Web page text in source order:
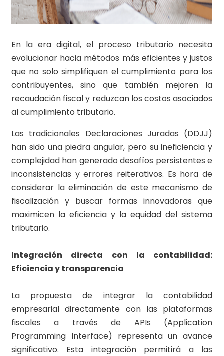
En la era digital, el proceso tributario necesita
evolucionar hacia métodos más eficientes y justos
que no solo simplifiquen el cumplimiento para los
contribuyentes, sino que también mejoren la
recaudación fiscal y reduzcan los costos asociados
al cumplimiento tributario.
Las tradicionales Declaraciones Juradas (DDJJ)
han sido una piedra angular, pero su ineficiencia y
complejidad han generado desafíos persistentes e
inconsistencias y errores reiterativos. Es hora de
considerar la eliminación de este mecanismo de
fiscalización y buscar formas innovadoras que
maximicen la eficiencia y la equidad del sistema
tributario.
Integración directa con la contabilidad:
Eficiencia y transparencia
La propuesta de integrar la contabilidad
empresarial directamente con las plataformas
fiscales a través de APIs (Application
Programming Interface) representa un avance
significativo. Esta integración permitirá a las